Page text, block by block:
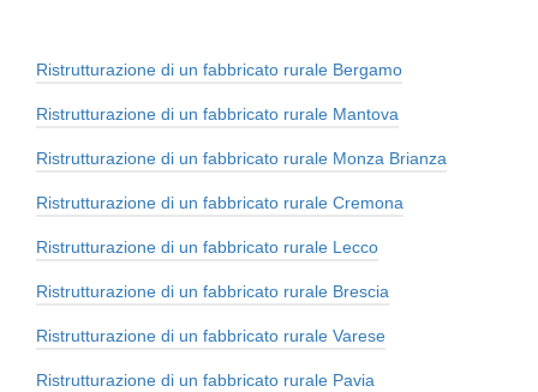
Ristrutturazione di un fabbricato rurale Bergamo
Ristrutturazione di un fabbricato rurale Mantova
Ristrutturazione di un fabbricato rurale Monza Brianza
Ristrutturazione di un fabbricato rurale Cremona
Ristrutturazione di un fabbricato rurale Lecco
Ristrutturazione di un fabbricato rurale Brescia
Ristrutturazione di un fabbricato rurale Varese
Ristrutturazione di un fabbricato rurale Pavia